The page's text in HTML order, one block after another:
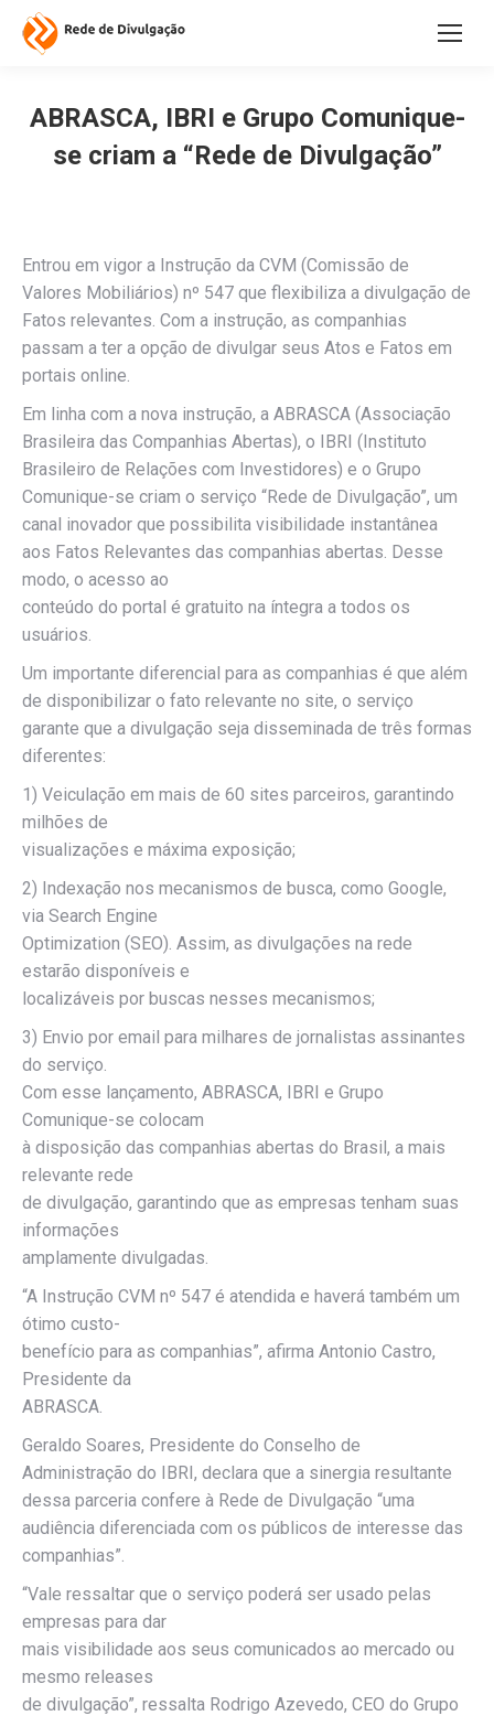
ABRASCA, IBRI e Grupo Comunique-
se criam a “Rede de Divulgação”
Entrou em vigor a Instrução da CVM (Comissão de
Valores Mobiliários) nº 547 que flexibiliza a divulgação de
Fatos relevantes. Com a instrução, as companhias
passam a ter a opção de divulgar seus Atos e Fatos em
portais online.
Em linha com a nova instrução, a ABRASCA (Associação
Brasileira das Companhias Abertas), o IBRI (Instituto
Brasileiro de Relações com Investidores) e o Grupo
Comunique-se criam o serviço “Rede de Divulgação”, um
canal inovador que possibilita visibilidade instantânea
aos Fatos Relevantes das companhias abertas. Desse
modo, o acesso ao
conteúdo do portal é gratuito na íntegra a todos os
usuários.
Um importante diferencial para as companhias é que além
de disponibilizar o fato relevante no site, o serviço
garante que a divulgação seja disseminada de três formas
diferentes:
1) Veiculação em mais de 60 sites parceiros, garantindo
milhões de
visualizações e máxima exposição;
2) Indexação nos mecanismos de busca, como Google,
via Search Engine
Optimization (SEO). Assim, as divulgações na rede
estarão disponíveis e
localizáveis por buscas nesses mecanismos;
3) Envio por email para milhares de jornalistas assinantes
do serviço.
Com esse lançamento, ABRASCA, IBRI e Grupo
Comunique-se colocam
à disposição das companhias abertas do Brasil, a mais
relevante rede
de divulgação, garantindo que as empresas tenham suas
informações
amplamente divulgadas.
“A Instrução CVM nº 547 é atendida e haverá também um
ótimo custo-
benefício para as companhias”, afirma Antonio Castro,
Presidente da
ABRASCA.
Geraldo Soares, Presidente do Conselho de
Administração do IBRI, declara que a sinergia resultante
dessa parceria confere à Rede de Divulgação “uma
audiência diferenciada com os públicos de interesse das
companhias”.
“Vale ressaltar que o serviço poderá ser usado pelas
empresas para dar
mais visibilidade aos seus comunicados ao mercado ou
mesmo releases
de divulgação”, ressalta Rodrigo Azevedo, CEO do Grupo